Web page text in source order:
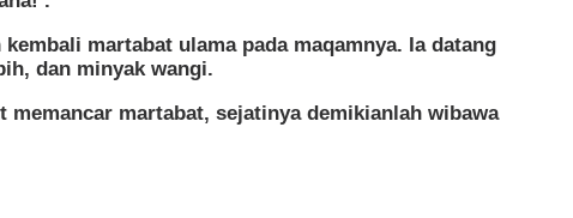
martabat ulama pada maqamnya. Ia datang
dan minyak wangi.
martabat, sejatinya demikianlah wibawa